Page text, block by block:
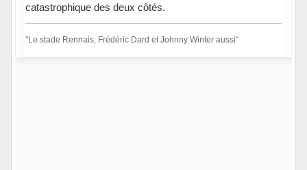
catastrophique des deux côtés.
"Le stade Rennais, Frédéric Dard et Johnny Winter aussi"